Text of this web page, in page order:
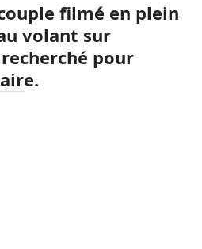
filmé en plein
volant sur
pour